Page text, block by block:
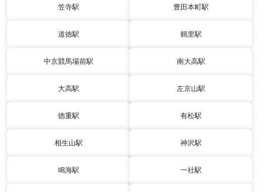
笠寺駅 豊田本町駅
道徳駅 鶴里駅
中京競馬場前駅 南大高駅
大高駅 左京山駅
徳重駅 有松駅
相生山駅 神沢駅
鳴海駅 一社駅